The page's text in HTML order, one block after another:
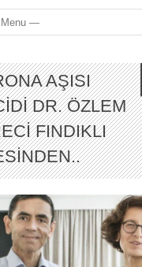
AŞISI
DR. ÖZLEM
FINDIKLI